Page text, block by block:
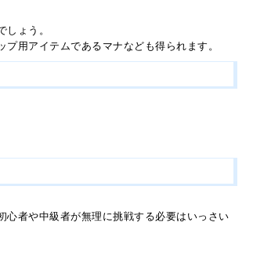
ょう。
用アイテムであるマナなども得られます。
心者や中級者が無理に挑戦する必要はいっさい